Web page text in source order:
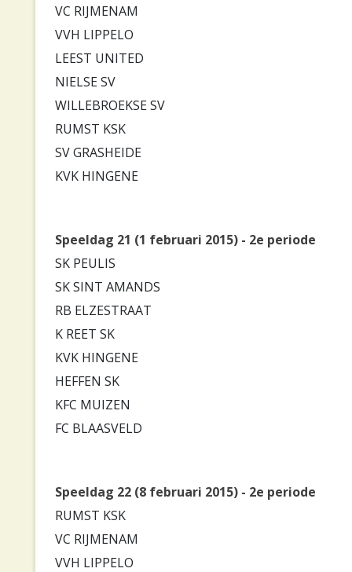
VC RIJMENAM
VVH LIPPELO
LEEST UNITED
NIELSE SV
WILLEBROEKSE SV
RUMST KSK
SV GRASHEIDE
KVK HINGENE
Speeldag 21 (1 februari 2015) - 2e periode
SK PEULIS
SK SINT AMANDS
RB ELZESTRAAT
K REET SK
KVK HINGENE
HEFFEN SK
KFC MUIZEN
FC BLAASVELD
Speeldag 22 (8 februari 2015) - 2e periode
RUMST KSK
VC RIJMENAM
VVH LIPPELO